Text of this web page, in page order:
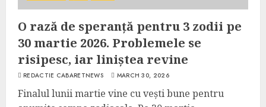
O rază de speranță pentru 3 zodii pe
30 martie 2026. Problemele se
risipesc, iar liniștea revine
REDACTIE CABARETNEWS MARCH 30, 2026
Finalul lunii martie vine cu vești bune pentru